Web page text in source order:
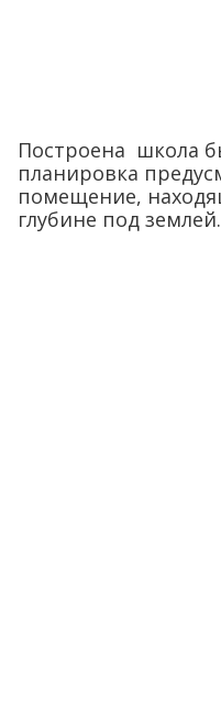
Построена школа
планировка
помещение,
глубине под землей.